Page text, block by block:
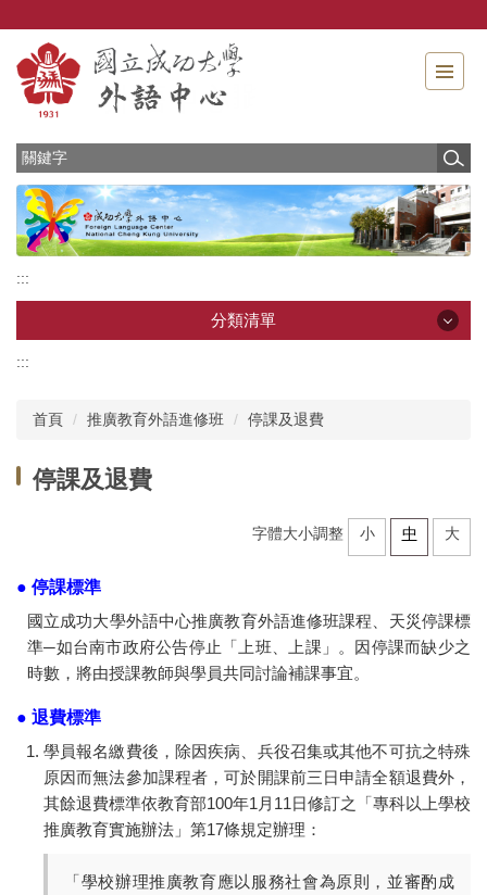
主
要
區
:::
分類清單
最新消息
中心介紹
教學設施
場地借用
全校英外語課程
推廣教育外語進修班
學術支援諮商服務
各類申請表單
研究成果
:::
首頁 推廣教育外語進修班 停課及退費
停課及退費
字體大小調整 小 中 大
● 停課標準
國立成功大學外語中心推廣教育外語進修班課程、天災停課標
準─如台南市政府公告停止「上班、上課」。因停課而缺少之
時數，將由授課教師與學員共同討論補課事宜。
● 退費標準
學員報名繳費後，除因疾病、兵役召集或其他不可抗之特殊
原因而無法參加課程者，可於開課前三日申請全額退費外，
其餘退費標準依教育部100年1月11日修訂之「專科以上學校
推廣教育實施辦法」第17條規定辦理：
「學校辦理推廣教育應以服務社會為原則，並審酌成